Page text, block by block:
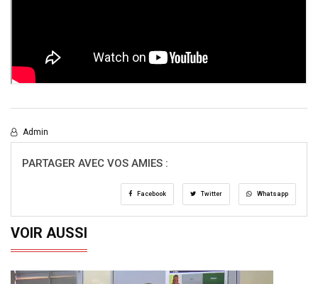
Admin
PARTAGER AVEC VOS AMIES :
Facebook Twitter Whatsapp
VOIR AUSSI